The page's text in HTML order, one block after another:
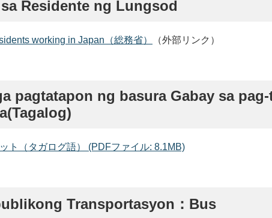
Residente ng Lungsod
working in Japan（総務省） （外部リンク）
pagtatapon ng basura Gabay sa
ト（タガログ語） (PDFファイル: 8.1MB)
Transportasyon：Bus